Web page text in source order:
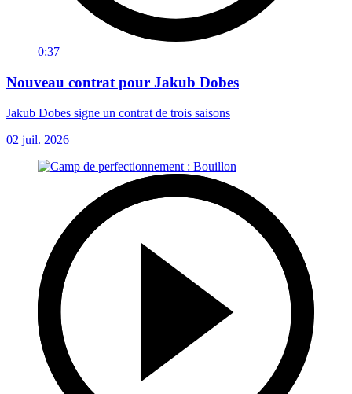
0:37
Nouveau contrat pour Jakub Dobes
Jakub Dobes signe un contrat de trois saisons
02 juil. 2026